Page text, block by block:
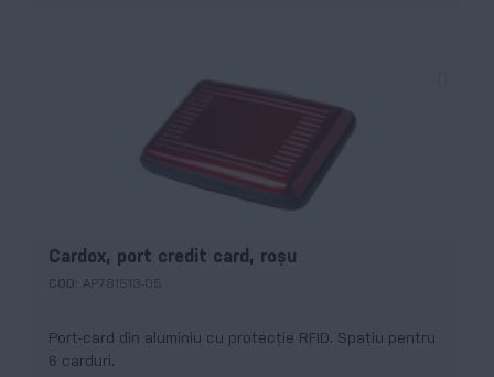
Cardox, port credit card, roșu
COD: AP781513-05
Port-card din aluminiu cu protecție RFID. Spațiu pentru
6 carduri.